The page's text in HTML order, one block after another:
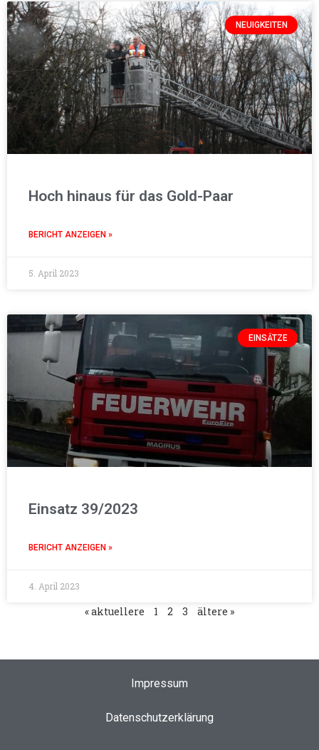
NEUIGKEITEN
Hoch hinaus für das Gold-Paar
BERICHT ANZEIGEN »
5. April 2023
EINSÄTZE
Einsatz 39/2023
BERICHT ANZEIGEN »
4. April 2023
« aktuellere 1 2 3 ältere »
Impressum
Datenschutzerklärung